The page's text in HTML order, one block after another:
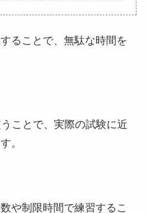
ることで、無駄な時間を
ことで、実際の試験に近
。
や制限時間で練習するこ